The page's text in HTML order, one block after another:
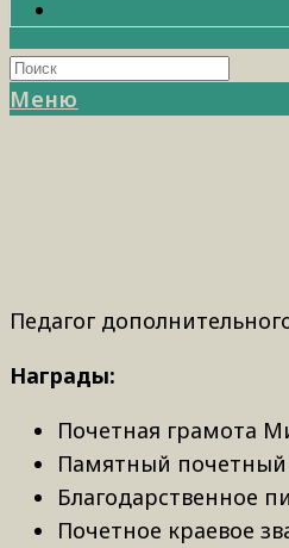
Меню
Педагог
Награды:
Почетная грамота
Памятный почетный
Благодарственное
Почетное краевое